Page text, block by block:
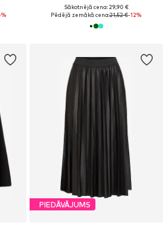
Sākotnējā cena: 29,90 €
Pēdējā zemākā cena:21,52 €-12%
PIEDĀVĀJUMS